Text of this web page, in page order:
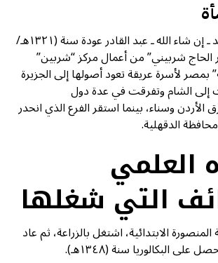
ولد القاضي الشهيد ـ إن شاء الله ـ عبد القادر عودة سنة (١٣٢١هـ/
الحاج شربيني” من أعمال مركز “شربين”
بمصر لأسرة عريقة تعود أصولها إلى الجزيرة
إلى الشام وتفرقت في عدة دول
وسناء، بينما استقر الفرع الذي انحدر
الدقهلية.
العلمي
التي شغلها
الابتدائية، اشتغل بالزراعة، ثم عاد
البكالوريا سنة (١٣٤٨هـ).